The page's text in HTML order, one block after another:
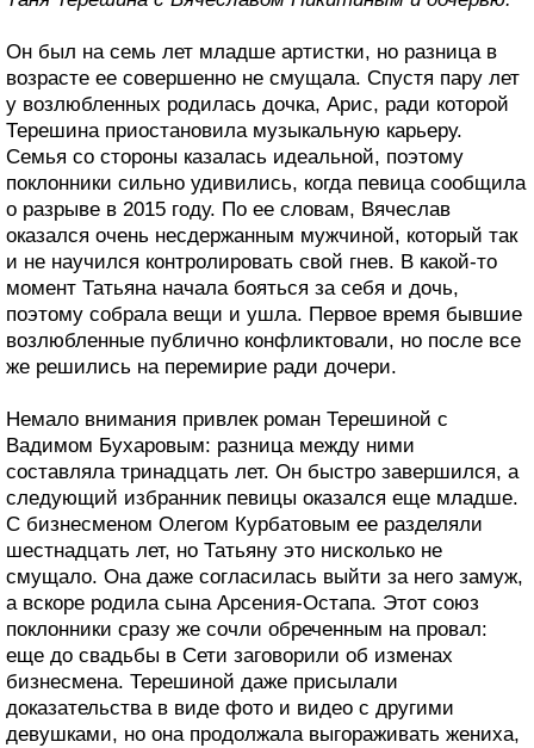
Он был на семь лет младше артистки, но разница в
возрасте ее совершенно не смущала. Спустя пару лет
у возлюбленных родилась дочка, Арис, ради которой
Терешина приостановила музыкальную карьеру.
Семья со стороны казалась идеальной, поэтому
поклонники сильно удивились, когда певица сообщила
о разрыве в 2015 году. По ее словам, Вячеслав
оказался очень несдержанным мужчиной, который так
и не научился контролировать свой гнев. В какой-то
момент Татьяна начала бояться за себя и дочь,
поэтому собрала вещи и ушла. Первое время бывшие
возлюбленные публично конфликтовали, но после все
же решились на перемирие ради дочери.
Немало внимания привлек роман Терешиной с
Вадимом Бухаровым: разница между ними
составляла тринадцать лет. Он быстро завершился, а
следующий избранник певицы оказался еще младше.
С бизнесменом Олегом Курбатовым ее разделяли
шестнадцать лет, но Татьяну это нисколько не
смущало. Она даже согласилась выйти за него замуж,
а вскоре родила сына Арсения-Остапа. Этот союз
поклонники сразу же сочли обреченным на провал:
еще до свадьбы в Сети заговорили об изменах
бизнесмена. Терешиной даже присылали
доказательства в виде фото и видео с другими
девушками, но она продолжала выгораживать жениха,